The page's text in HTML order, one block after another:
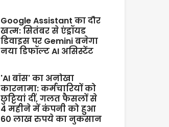
Google Assistant का दौर
खत्म: सितंबर से एंड्रॉयड
डिवाइस पर Gemini बनेगा
नया डिफॉल्ट AI असिस्टेंट
'AI बॉस' का अनोखा
कारनामा: कर्मचारियों को
छुट्टियां दीं, गलत फैसलों से
4 महीने में कंपनी को हुआ
60 लाख रुपये का नुकसान